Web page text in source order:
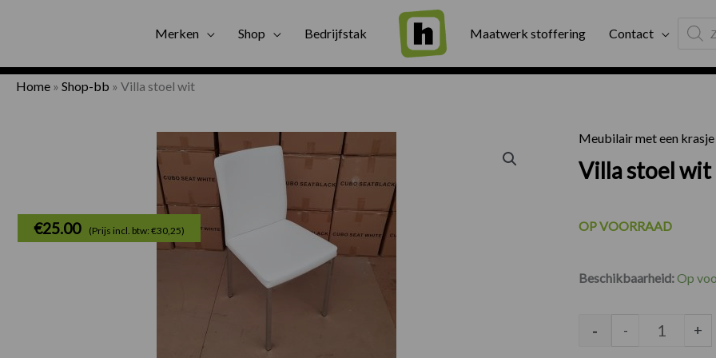
Merken Shop Bedrijfstak Maatwerk stoffering Contact
search
Gratis bezorging Binnen twee werkdagen geleverd
Home » Shop-bb » Villa stoel wit
Meubilair met een krasje
Villa stoel wit
€25.00 (Prijs incl. btw: €30,25) OP VOORRAAD
Beschikbaarheid:Op
Villa
- - +